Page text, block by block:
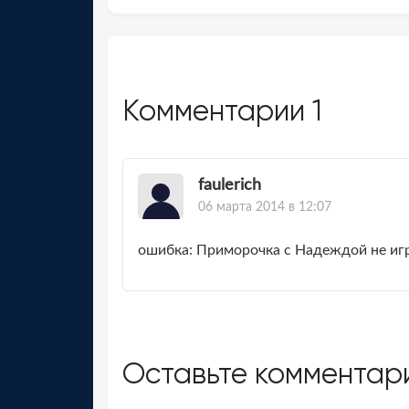
Комментарии 1
faulerich
06 марта 2014 в 12:07
ошибка: Приморочка с Надеждой не
Оставьте